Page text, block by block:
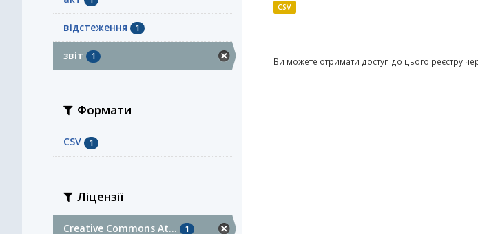
відстеження 1
звіт 1
Формати
CSV 1
Ліцензії
Creative Commons At... 1
CSV
Ви можете отримати доступ до цього реєстру